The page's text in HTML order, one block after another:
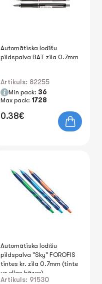
Automātiska lodīšu
pildspalva BAT zila 0.7mm
Artikuls: 82255
Min pack: 36
Max pack: 1728
0.38€
Automātiska lodīšu
pildspalva "Sky" FOROFIS
tintes kr. zila 0.7mm (tinte
uz eļļas bāzes)
Artikuls: 91530